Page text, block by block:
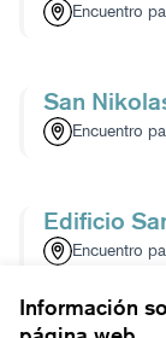
Información
Encuentro
San
Encuentro
Edificio
Encuentro